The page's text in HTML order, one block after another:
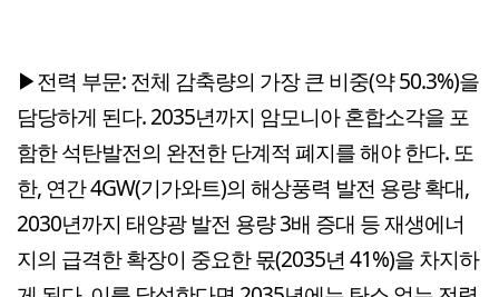
▶전력 부문: 전체 감축량의 가장 큰 비중(약 50.3%)을
담당하게 된다. 2035년까지 암모니아 혼합소각을 포
함한 석탄발전의 완전한 단계적 폐지를 해야 한다. 또
한, 연간 4GW(기가와트)의 해상풍력 발전 용량 확대,
2030년까지 태양광 발전 용량 3배 증대 등 재생에너
지의 급격한 확장이 중요한 몫(2035년 41%)을 차지하